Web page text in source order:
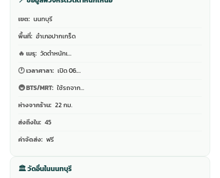
เขต: นนทบุรี
พื้นที่: อำเภอปากเกร็ด
🔥 เมรุ: วัดตำหนักเ…
🕐 เวลาศาลา: เปิด 06.…
🚇 BTS/MRT: ใช้รถจาก…
ห่างจากร้าน: 22 กม.
ส่งถึงใน: 45
ค่าจัดส่ง: ฟรี
🏛 วัดอื่นในนนทบุรี